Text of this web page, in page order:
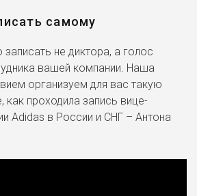
самому
не диктора, а голос
вашей компании. Наша
организуем для вас такую
как проходила запись вице-
Adidas в России и СНГ – Антона